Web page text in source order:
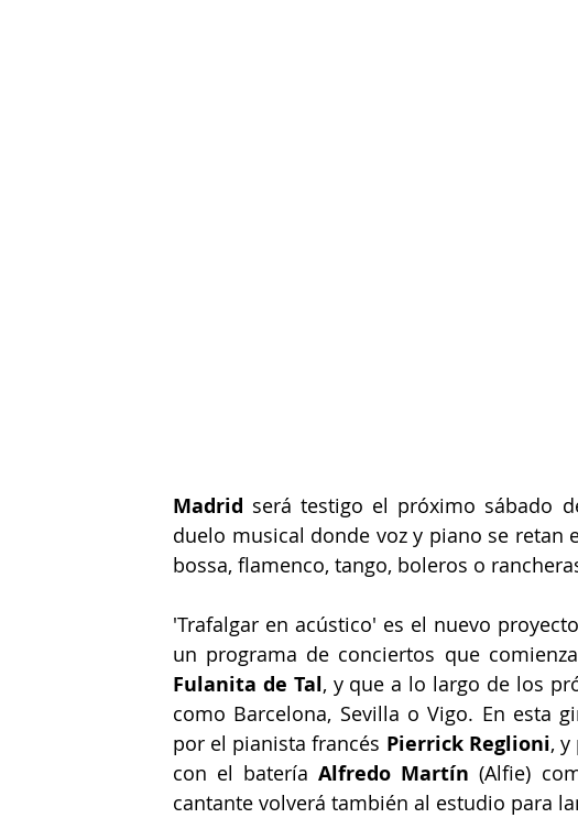
Madrid será testigo el próximo sábado
duelo musical donde voz y piano se retan
bossa, flamenco, tango, boleros o
'Trafalgar en acústico' es el nuevo
un programa de conciertos que
Fulanita de Tal, y que a lo largo de los
como Barcelona, Sevilla o Vigo. En esta
por el pianista francés Pierrick Reglioni,
con el batería Alfredo Martín (Alfie)
cantante volverá también al estudio para